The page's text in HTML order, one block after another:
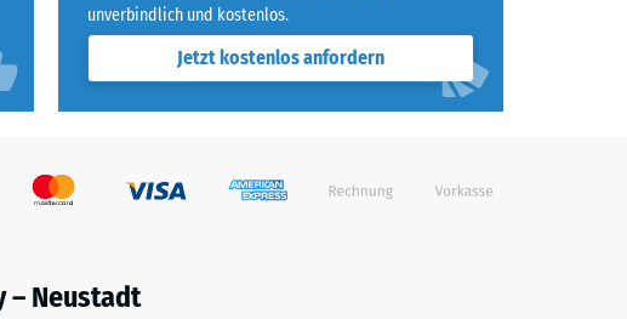
unverbindlich und kostenlos.
Jetzt kostenlos anfordern
– Neustadt